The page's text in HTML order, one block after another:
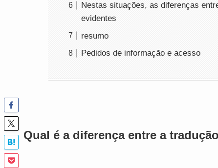
Nestas situações, as diferenças
evidentes
resumo
Pedidos de informação e acesso
Qual é a diferença entre a